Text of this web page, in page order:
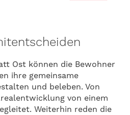
Ost können die Bewohner
ihre gemeinsame
und beleben. Von
von einem
Weiterhin reden die